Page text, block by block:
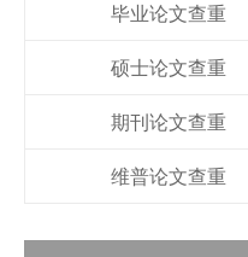
毕业论文查重
硕士论文查重
期刊论文查重
维普论文查重